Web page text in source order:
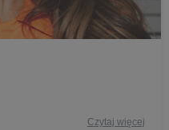
Czytaj więcej